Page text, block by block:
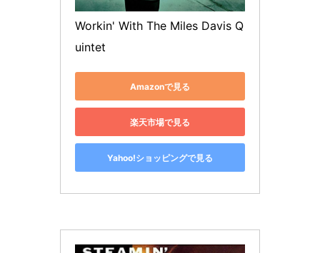
Workin' With The Miles Davis Q
uintet
Amazonで見る
楽天市場で見る
Yahoo!ショッピングで見る